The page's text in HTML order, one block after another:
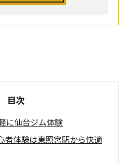
目次
に仙台ジム体験
者体験は東照宮駅から快適